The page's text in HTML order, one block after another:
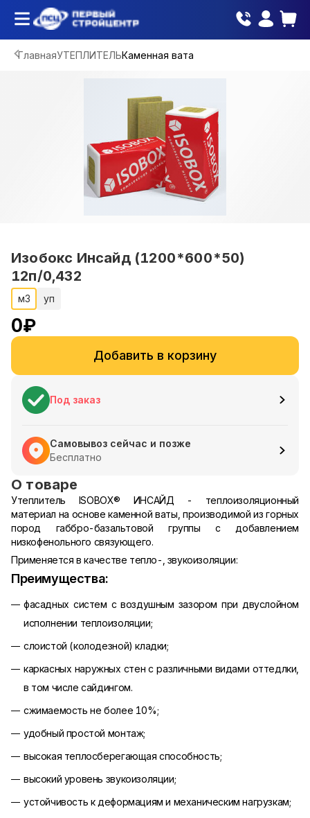
ГлавнаяУТЕПЛИТЕЛЬКаменная вата
Изобокс Инсайд (1200*600*50)
12п/0,432
м3 уп
0₽
Добавить в корзину
Под заказ
Самовывоз сейчас и позже
Бесплатно
О товаре
Утеплитель ISOBOX® ИНСАЙД - теплоизоляционный
материал на основе каменной ваты, производимой из горных
пород габбро-базальтовой группы с добавлением
низкофенольного связующего.
Применяется в качестве тепло-, звукоизоляции:
Преимущества:
фасадных систем с воздушным зазором при двуслойном
исполнении теплоизоляции;
слоистой (колодезной) кладки;
каркасных наружных стен с различными видами оттедлки,
в том числе сайдингом.
сжимаемость не более 10%;
удобный простой монтаж;
высокая теплосберегающая способность;
высокий уровень звукоизоляции;
устойчивость к деформациям и механическим нагрузкам;